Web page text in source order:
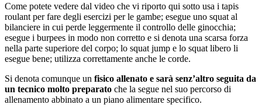
Come potete vedere dal video che vi riporto qui sotto usa i tapis
roulant per fare degli esercizi per le gambe; esegue uno squat al
bilanciere in cui perde leggermente il controllo delle ginocchia;
esegue i burpees in modo non corretto e si denota una scarsa forza
nella parte superiore del corpo; lo squat jump e lo squat libero li
esegue bene; utilizza correttamente anche le corde.
Si denota comunque un fisico allenato e sarà senz’altro seguita da
un tecnico molto preparato che la segue nel suo percorso di
allenamento abbinato a un piano alimentare specifico.